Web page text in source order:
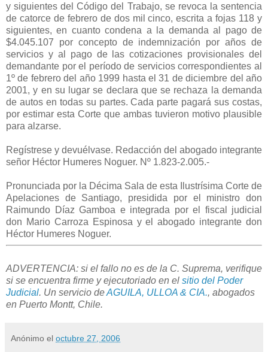
y siguientes del Código del Trabajo, se revoca la sentencia
de catorce de febrero de dos mil cinco, escrita a fojas 118 y
siguientes, en cuanto condena a la demanda al pago de
$4.045.107 por concepto de indemnización por años de
servicios y al pago de las cotizaciones provisionales del
demandante por el período de servicios correspondientes al
1º de febrero del año 1999 hasta el 31 de diciembre del año
2001, y en su lugar se declara que se rechaza la demanda
de autos en todas su partes. Cada parte pagará sus costas,
por estimar esta Corte que ambas tuvieron motivo plausible
para alzarse.
Regístrese y devuélvase. Redacción del abogado integrante
señor Héctor Humeres Noguer. Nº 1.823-2.005.-
Pronunciada por la Décima Sala de esta Ilustrísima Corte de
Apelaciones de Santiago, presidida por el ministro don
Raimundo Díaz Gamboa e integrada por el fiscal judicial
don Mario Carroza Espinosa y el abogado integrante don
Héctor Humeres Noguer.
ADVERTENCIA: si el fallo no es de la C. Suprema, verifique
si se encuentra firme y ejecutoriado en el sitio del Poder
Judicial. Un servicio deAGUILA, ULLOA & CIA., abogados
en Puerto Montt, Chile.
Anónimo el octubre 27, 2006